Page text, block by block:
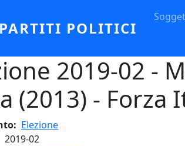
PARTITI POLITICI
2019-02 -
(2013) - Forza
Elezione
2019-02